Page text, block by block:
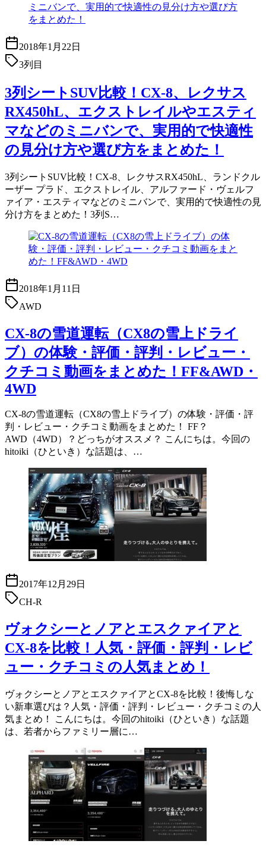
2018年1月22日
3列目
3列シートSUV比較！CX-8、レクサス
RX450hL、エクストレイルやエスティ
マなどのミニバンで、実用的で快適性
の見分け方や選び方をまとめた！
3列シートSUV比較！CX-8、レクサスRX450hL、ランドクル
ーザー プラド、エクストレイル、アルファード・ヴェルフ
ァイア・エスティマなどのミニバンで、実用的で快適性の見
分け方をまとめた！3列S…
2018年1月11日
AWD
CX-8の雪道運転（CX8の雪上ドライ
ブ）の体験・評価・評判・レビュー・
クチコミ動画をまとめた！FF&AWD・
4WD
CX-8の雪道運転（CX8の雪上ドライブ）の体験・評価・評
判・レビュー・クチコミ動画をまとめた！ FF？
AWD（4WD）？どっちがオススメ？ こんにちは。今回の
hitoiki（ひといき）な話題は、…
2017年12月29日
CH-R
ヴォクシーとノアとエスクァイアと
CX-8を比較！人気・評価・評判・レビ
ュー・クチコミの人気まとめ！
ヴォクシーとノアとエスクァイアとCX-8を比較！後悔しな
い新車選びは？人気・評価・評判・レビュー・クチコミの人
気まとめ！ こんにちは。今回のhitoiki（ひといき）な話題
は、若者からファミリー層に…